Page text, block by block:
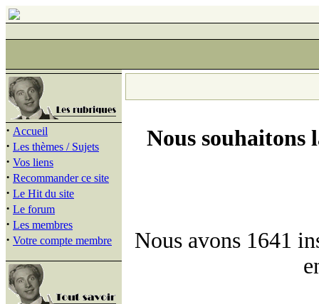
· Accueil
· Les thèmes / Sujets
· Vos liens
· Recommander ce site
· Le Hit du site
· Le forum
· Les membres
· Votre compte membre
Nous souhaitons
Nous avons 1641